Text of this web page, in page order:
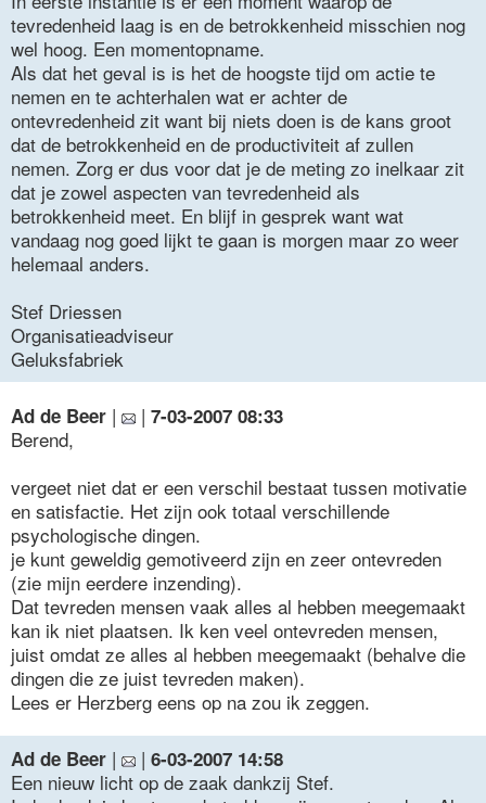
tevredenheid laag is en de betrokkenheid misschien nog
wel hoog. Een momentopname.
Als dat het geval is is het de hoogste tijd om actie te
nemen en te achterhalen wat er achter de
ontevredenheid zit want bij niets doen is de kans groot
dat de betrokkenheid en de productiviteit af zullen
nemen. Zorg er dus voor dat je de meting zo inelkaar zit
dat je zowel aspecten van tevredenheid als
betrokkenheid meet. En blijf in gesprek want wat
vandaag nog goed lijkt te gaan is morgen maar zo weer
helemaal anders.
Stef Driessen
Organisatieadviseur
Geluksfabriek
Ad de Beer | | 7-03-2007 08:33
Berend,
vergeet niet dat er een verschil bestaat tussen motivatie
en satisfactie. Het zijn ook totaal verschillende
psychologische dingen.
je kunt geweldig gemotiveerd zijn en zeer ontevreden
(zie mijn eerdere inzending).
Dat tevreden mensen vaak alles al hebben meegemaakt
kan ik niet plaatsen. Ik ken veel ontevreden mensen,
juist omdat ze alles al hebben meegemaakt (behalve die
dingen die ze juist tevreden maken).
Lees er Herzberg eens op na zou ik zeggen.
Ad de Beer | | 6-03-2007 14:58
Een nieuw licht op de zaak dankzij Stef.